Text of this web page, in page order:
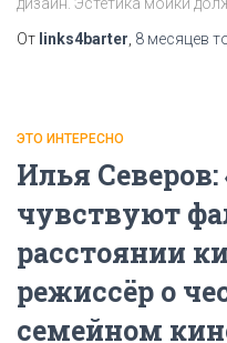
От links4barter 8 месяцев
ЭТО ИНТЕРЕСНО
Илья
чувствуют
расстоянии
режиссёр о
семейном